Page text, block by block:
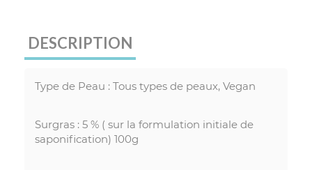
DESCRIPTION
Type de Peau : Tous types de peaux, Vegan
Surgras : 5 % ( sur la formulation initiale de
saponification) 100g